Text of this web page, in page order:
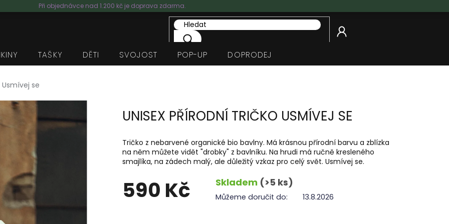
Při objednávce nad 1.200 kč je doprava zdarma.
TAŠKY DĚTI SVOJOST POP-UP DOPRODEJ
se
UNISEX PŘÍRODNÍ TRIČKO USMÍVEJ SE
Tričko z nebarvené organické bio bavlny. Má krásnou přírodní barvu a zblízka
na něm můžete vidět "drobky" z bavlníku. Na hrudi má ručně kresleného
smajlíka, na zádech malý, ale důležitý vzkaz pro celý svět. Usmívej se.
590 Kč Skladem (>5 ks)
Můžeme doručit do:
13.8.2026